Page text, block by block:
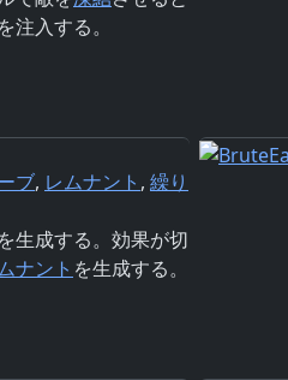
注入する。
ブ, レムナント , 繰り
を生成する。効果が切
ナント を生成する。